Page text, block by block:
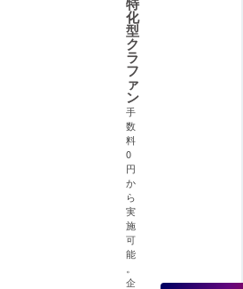
化
型
ク
ラ
フ
ァ
ン
手
数
料
0
円
か
ら
実
施
可
能
企